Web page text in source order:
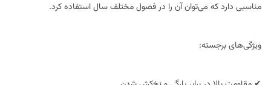
مناسبی دارد که می‌توان آن را در فصول مختلف سال استفاده کرد.
ویژگی‌های برجسته: